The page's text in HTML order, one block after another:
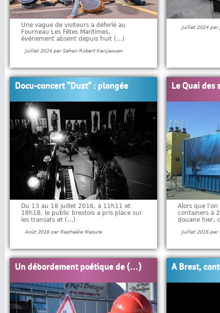
Une vague de visiteurs a déferlé au
Fourneau Les Fêtes Maritimes,
événement absent depuis huit (…)
Juillet 2024 par Sahan Robert Kerijaouen
Juillet 2024 par
Docu-concert "Dust" : plongée
Du 13 au 18 juillet 2016, à 11h11 et
18h18, le public brestois a pris place sur
les transats et (…)
Août 2016 par Raphaële Masure
Le Quai des
Alors que
containers à
douane hier,
Juillet 2016 par
Un débordement poétique de (…) A Brest,